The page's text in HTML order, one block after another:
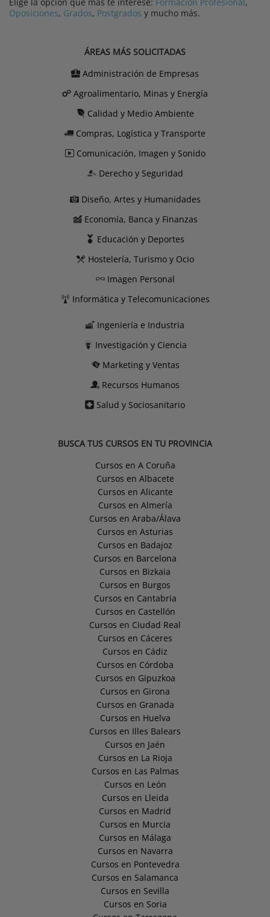
Elige la opción que más te interese: Formación Profesional,
Oposiciones, Grados, Postgrados y mucho más.
ÁREAS MÁS SOLICITADAS
Administración de Empresas
Agroalimentario, Minas y Energía
Calidad y Medio Ambiente
Compras, Logística y Transporte
Comunicación, Imagen y Sonido
Derecho y Seguridad
Diseño, Artes y Humanidades
Economía, Banca y Finanzas
Educación y Deportes
Hostelería, Turismo y Ocio
Imagen Personal
Informática y Telecomunicaciones
Ingeniería e Industria
Investigación y Ciencia
Marketing y Ventas
Recursos Humanos
Salud y Sociosanitario
BUSCA TUS CURSOS EN TU PROVINCIA
Cursos en A Coruña
Cursos en Albacete
Cursos en Alicante
Cursos en Almería
Cursos en Araba/Álava
Cursos en Asturias
Cursos en Badajoz
Cursos en Barcelona
Cursos en Bizkaia
Cursos en Burgos
Cursos en Cantabria
Cursos en Castellón
Cursos en Ciudad Real
Cursos en Cáceres
Cursos en Cádiz
Cursos en Córdoba
Cursos en Gipuzkoa
Cursos en Girona
Cursos en Granada
Cursos en Huelva
Cursos en Illes Balears
Cursos en Jaén
Cursos en La Rioja
Cursos en Las Palmas
Cursos en León
Cursos en Lleida
Cursos en Madrid
Cursos en Murcia
Cursos en Málaga
Cursos en Navarra
Cursos en Pontevedra
Cursos en Salamanca
Cursos en Sevilla
Cursos en Soria